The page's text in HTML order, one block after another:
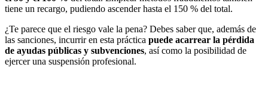
tiene un recargo, pudiendo ascender hasta el 150 % del total.
¿Te parece que el riesgo vale la pena? Debes saber que, además de
las sanciones, incurrir en esta práctica puede acarrear la pérdida
de ayudas públicas y subvenciones, así como la posibilidad de
ejercer una suspensión profesional.